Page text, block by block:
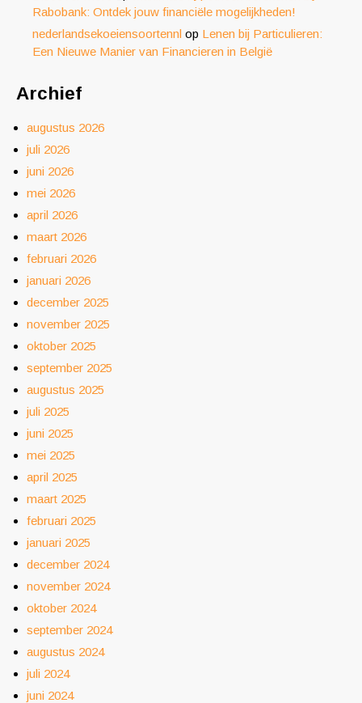
Rabobank: Ontdek jouw financiële mogelijkheden!
nederlandsekoeiensoortennl op Lenen bij Particulieren:
Een Nieuwe Manier van Financieren in België
Archief
augustus 2026
juli 2026
juni 2026
mei 2026
april 2026
maart 2026
februari 2026
januari 2026
december 2025
november 2025
oktober 2025
september 2025
augustus 2025
juli 2025
juni 2025
mei 2025
april 2025
maart 2025
februari 2025
januari 2025
december 2024
november 2024
oktober 2024
september 2024
augustus 2024
juli 2024
juni 2024